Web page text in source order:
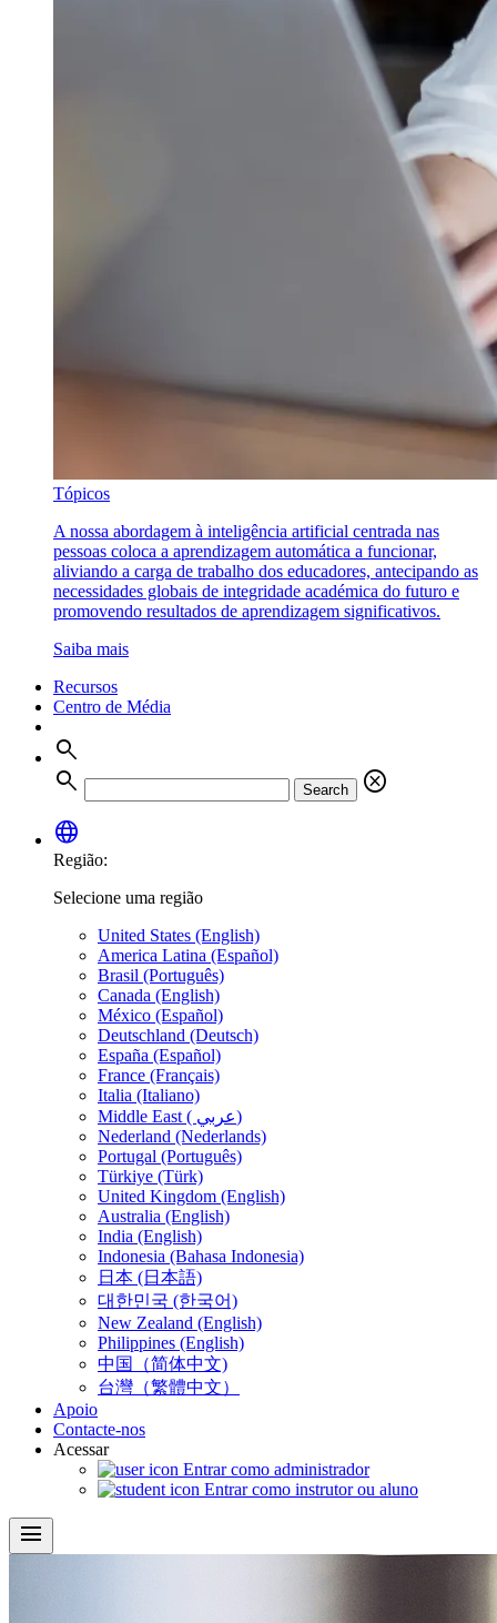
Tópicos
A nossa abordagem à inteligência artificial centrada nas
pessoas coloca a aprendizagem automática a funcionar,
aliviando a carga de trabalho dos educadores, antecipando as
necessidades globais de integridade académica do futuro e
promovendo resultados de aprendizagem significativos.
Saiba mais
Recursos
Centro de Média
search
search
Search
cancel
language
Região:
Selecione uma região
United States (English)
America Latina (Español)
Brasil (Português)
Canada (English)
México (Español)
Deutschland (Deutsch)
España (Español)
France (Français)
Italia (Italiano)
Middle East ( عربي)
Nederland (Nederlands)
Portugal (Português)
Türkiye (Türk)
United Kingdom (English)
Australia (English)
India (English)
Indonesia (Bahasa Indonesia)
日本 (日本語)
대한민국 (한국어)
New Zealand (English)
Philippines (English)
中国（简体中文)
台灣（繁體中文）
Apoio
Contacte-nos
Acessar
Entrar como administrador
Entrar como instrutor ou aluno
menu